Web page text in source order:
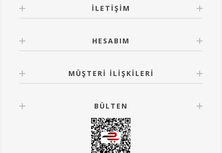
İLETIŞIM
HESABIM
MÜŞTERI İLIŞKILERI
BÜLTEN